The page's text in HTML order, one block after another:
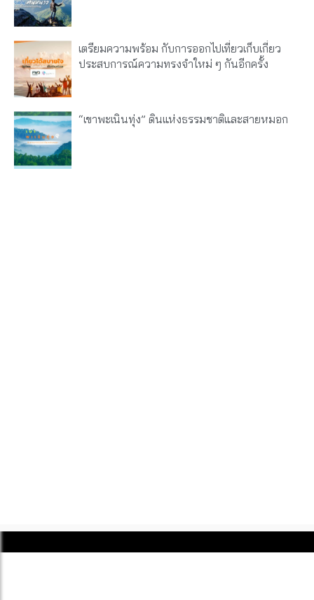
เตรียมความพร้อม กับการออกไปเที่ยวเก็บเกี่ยว
ประสบการณ์ความทรงจำใหม่ ๆ กันอีกครั้ง
“เขาพะเนินทุ่ง” ดินแห่งธรรมชาติและสายหมอก